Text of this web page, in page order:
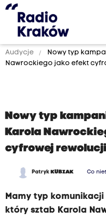
Audycje
Nowy typ
Nawrockiego jako efekt
Nowy typ
Karola
cyfrowej
Patryk KUBIAK Co
Mamy typ
który sztab Karola